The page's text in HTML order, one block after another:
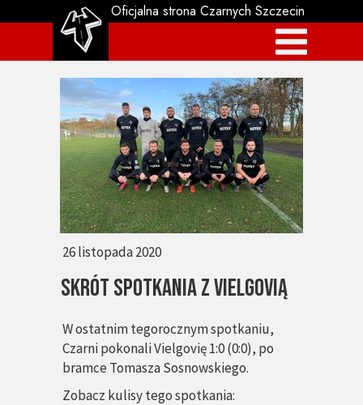
W ostatnim tegorocznym spotkaniu,
Czarni pokonali Vielgovię 1:0 (0:0), po
bramce Tomasza Sosnowskiego.
Zobacz kulisy tego spotkania:
Skrót spotkania z Vielgovią
26 listopada 2020
Oficjalna strona Czarnych Szczecin